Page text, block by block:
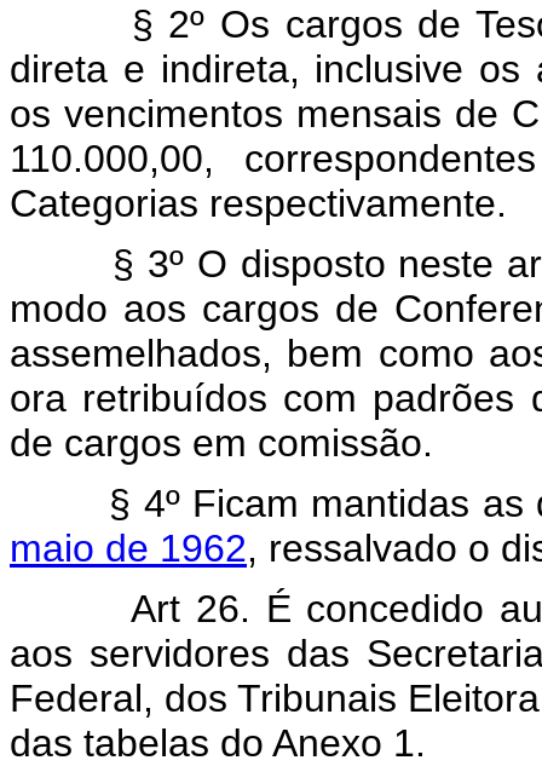
§ 2º Os cargos de
direta e indireta, inclusive os
os vencimentos mensais de
110.000,00,
Categorias
§ 3º O disposto neste
modo aos cargos de
assemelhados, bem como
ora retribuídos com padrões
de cargos em
§ 4º Ficam mantidas as
maio de 1962, ressalvado o
Art 26. É concedido
aos servidores das
Federal, dos Tribunais
das tabelas do Anexo 1.